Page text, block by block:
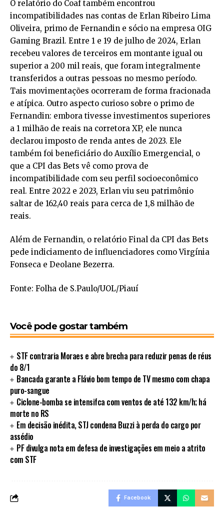
O relatório do Coaf também encontrou
incompatibilidades nas contas de Erlan Ribeiro Lima
Oliveira, primo de Fernandin e sócio na empresa OIG
Gaming Brazil. Entre 1 e 19 de julho de 2024, Erlan
recebeu valores de terceiros em montante igual ou
superior a 200 mil reais, que foram integralmente
transferidos a outras pessoas no mesmo período.
Tais movimentações ocorreram de forma fracionada
e atípica. Outro aspecto curioso sobre o primo de
Fernandin: embora tivesse investimentos superiores
a 1 milhão de reais na corretora XP, ele nunca
declarou imposto de renda antes de 2023. Ele
também foi beneficiário do Auxílio Emergencial, o
que a CPI das Bets vê como prova de
incompatibilidade com seu perfil socioeconômico
real. Entre 2022 e 2023, Erlan viu seu patrimônio
saltar de 162,40 reais para cerca de 1,8 milhão de
reais.
Além de Fernandin, o relatório Final da CPI das Bets
pede indiciamento de influenciadores como Virgínia
Fonseca e Deolane Bezerra.
Fonte: Folha de S.Paulo/UOL/Piauí
Você pode gostar também
STF contraria Moraes e abre brecha para reduzir penas de réus
do 8/1
Bancada garante a Flávio bom tempo de TV mesmo com chapa
puro-sangue
Ciclone-bomba se intensifca com ventos de até 132 km/h; há
morte no RS
Em decisão inédita, STJ condena Buzzi à perda do cargo por
assédio
PF divulga nota em defesa de investigações em meio a atrito
com STF
Facebook